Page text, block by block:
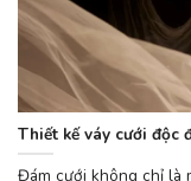
Thiết kế váy cưới độc
Đám cưới không chỉ là